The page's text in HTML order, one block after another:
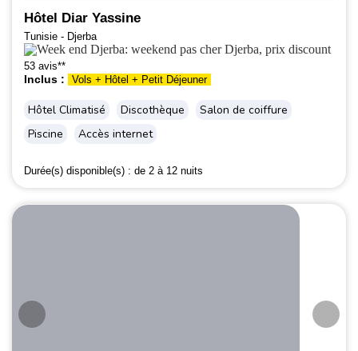
Hôtel Diar Yassine
Tunisie - Djerba
53 avis**
Inclus : Vols + Hôtel + Petit Déjeuner
Hôtel Climatisé Discothèque
Salon de coiffure
Piscine
Accès internet
Durée(s) disponible(s) : de 2 à 12 nuits